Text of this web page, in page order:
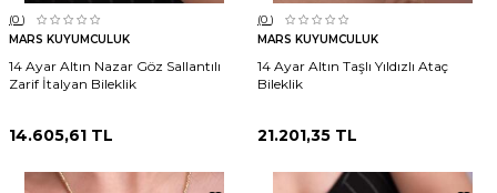
(0 )
MARS KUYUMCULUK
14 Ayar Altın Nazar Göz Sallantılı
Zarif İtalyan Bileklik
14.605,61 TL
(0 )
MARS KUYUMCULUK
14 Ayar Altın Taşlı Yıldızlı Ataç
Bileklik
21.201,35 TL